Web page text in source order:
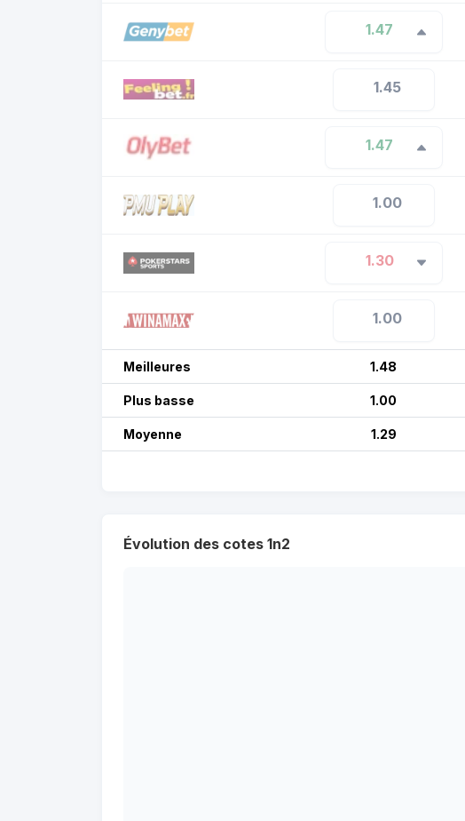
1.47
1.45
1.47
1.00
1.30
1.00
Meilleures 1.48
Plus basse 1.00
Moyenne 1.29
Évolution des cotes 1n2